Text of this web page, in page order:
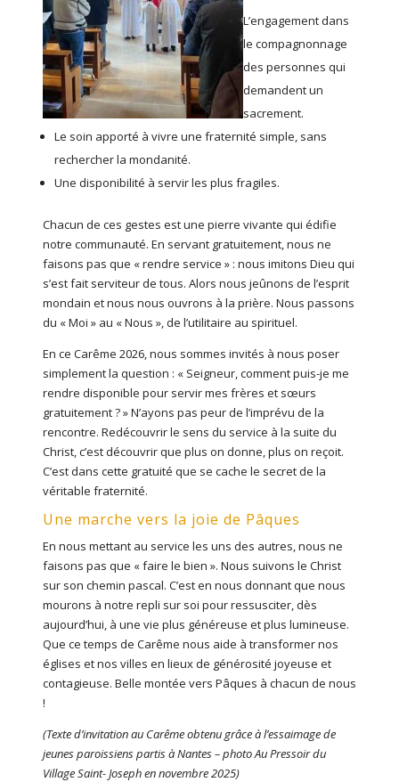
L’engagement dans
le compagnonnage
des personnes qui
demandent un
sacrement.
Le soin apporté à vivre une fraternité simple, sans
rechercher la mondanité.
Une disponibilité à servir les plus fragiles.
Chacun de ces gestes est une pierre vivante qui édifie
notre communauté. En servant gratuitement, nous ne
faisons pas que « rendre service » : nous imitons Dieu qui
s’est fait serviteur de tous. Alors nous jeûnons de l’esprit
mondain et nous nous ouvrons à la prière. Nous passons
du « Moi » au « Nous », de l’utilitaire au spirituel.
En ce Carême 2026, nous sommes invités à nous poser
simplement la question : « Seigneur, comment puis-je me
rendre disponible pour servir mes frères et sœurs
gratuitement ? » N’ayons pas peur de l’imprévu de la
rencontre. Redécouvrir le sens du service à la suite du
Christ, c’est découvrir que plus on donne, plus on reçoit.
C’est dans cette gratuité que se cache le secret de la
véritable fraternité.
Une marche vers la joie de Pâques
En nous mettant au service les uns des autres, nous ne
faisons pas que « faire le bien ». Nous suivons le Christ
sur son chemin pascal. C’est en nous donnant que nous
mourons à notre repli sur soi pour ressusciter, dès
aujourd’hui, à une vie plus généreuse et plus lumineuse.
Que ce temps de Carême nous aide à transformer nos
églises et nos villes en lieux de générosité joyeuse et
contagieuse. Belle montée vers Pâques à chacun de nous
!
(Texte d’invitation au Carême obtenu grâce à l’essaimage de
jeunes paroissiens partis à Nantes – photo Au Pressoir du
Village Saint- Joseph en novembre 2025)